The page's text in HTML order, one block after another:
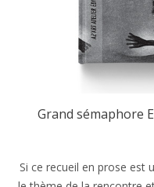
Grand sémaphore
Si ce recueil en prose est